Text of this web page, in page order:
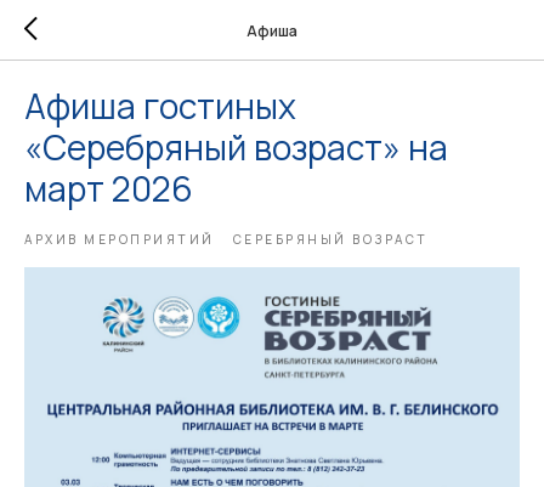
Афиша
Афиша гостиных
«Серебряный возраст» на
март 2026
АРХИВ МЕРОПРИЯТИЙ СЕРЕБРЯНЫЙ ВОЗРАСТ